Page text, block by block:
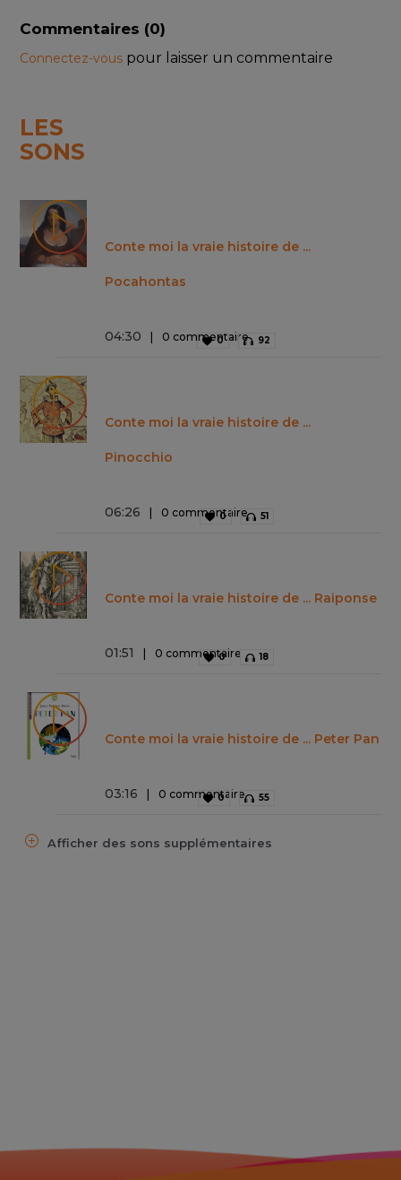
Commentaires (0)
Connectez-vous pour laisser un commentaire
LES
SONS
Conte moi la vraie histoire de ...
Pocahontas
04:30 0 commentaire
0 92
Conte moi la vraie histoire de ...
Pinocchio
06:26 0 commentaire
0 51
Conte moi la vraie histoire de ... Raiponse
01:51 0 commentaire
0 18
Conte moi la vraie histoire de ... Peter Pan
03:16 0 commentaire
0 55
Afficher des sons supplémentaires